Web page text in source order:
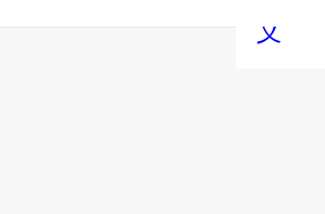
义